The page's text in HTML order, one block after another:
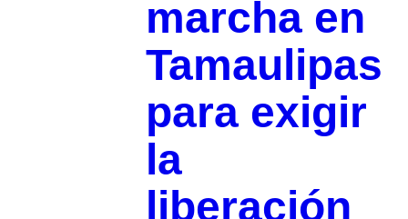
marcha en
Tamaulipas
para exigir
la
liberación